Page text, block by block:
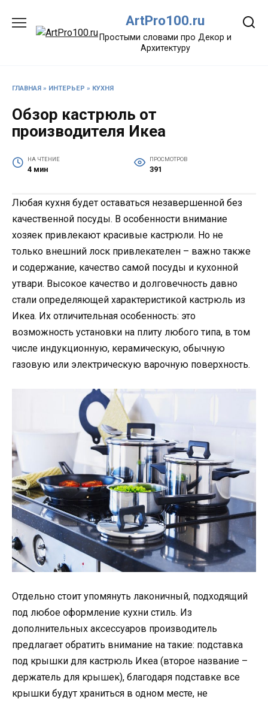
содержанию
ArtPro100.ru
Простыми словами про Декор и
Архитектуру
ГЛАВНАЯ » ИНТЕРЬЕР » КУХНЯ
Обзор кастрюль от
производителя Икеа
НА ЧТЕНИЕ
4 мин
ПРОСМОТРОВ
391
Любая кухня будет оставаться незавершенной без
качественной посуды. В особенности внимание
хозяек привлекают красивые кастрюли. Но не
только внешний лоск привлекателен – важно также
и содержание, качество самой посуды и кухонной
утвари. Высокое качество и долговечность давно
стали определяющей характеристикой кастрюль из
Икеа. Их отличительная особенность: это
возможность установки на плиту любого типа, в том
числе индукционную, керамическую, обычную
газовую или электрическую варочную поверхность.
Отдельно стоит упомянуть лаконичный, подходящий
под любое оформление кухни стиль. Из
дополнительных аксессуаров производитель
предлагает обратить внимание на такие: подставка
под крышки для кастрюль Икеа (второе название –
держатель для крышек), благодаря подставке все
крышки будут храниться в одном месте, не